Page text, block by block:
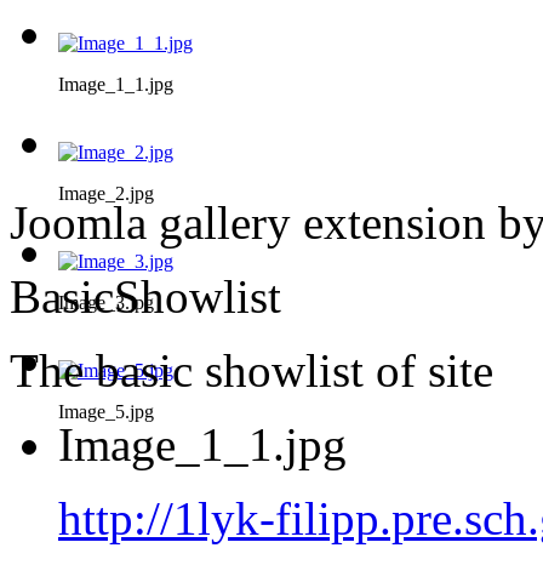
Image_1_1.jpg
Image_2.jpg
Image_3.jpg
Image_5.jpg
Joomla gallery extension
BasicShowlist
The basic showlist of site
Image_1_1.jpg
http://1lyk-